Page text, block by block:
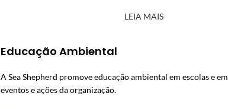
LEIA MAIS
Educação Ambiental
A Sea Shepherd promove educação ambiental em escolas e em
eventos e ações da organização.